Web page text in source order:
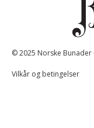
© 2025 Norske
Vilkår og betingelser